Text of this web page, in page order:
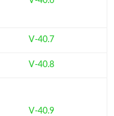
V-40.7
V-40.8
V-40.9